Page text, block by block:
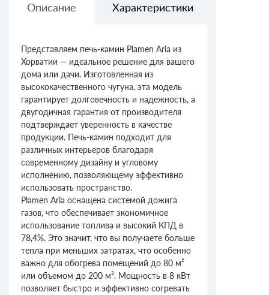
Описание Характеристики
Представляем печь-камин Plamen Aria из
Хорватии — идеальное решение для вашего
дома или дачи. Изготовленная из
высококачественного чугуна, эта модель
гарантирует долговечность и надежность, а
двугодичная гарантия от производителя
подтверждает уверенность в качестве
продукции. Печь-камин подходит для
различных интерьеров благодаря
современному дизайну и угловому
исполнению, позволяющему эффективно
использовать пространство.
Plamen Aria оснащена системой дожига
газов, что обеспечивает экономичное
использование топлива и высокий КПД в
78,4%. Это значит, что вы получаете больше
тепла при меньших затратах, что особенно
важно для обогрева помещений до 80 м²
или объемом до 200 м³. Мощность в 8 кВт
позволяет быстро и эффективно согревать